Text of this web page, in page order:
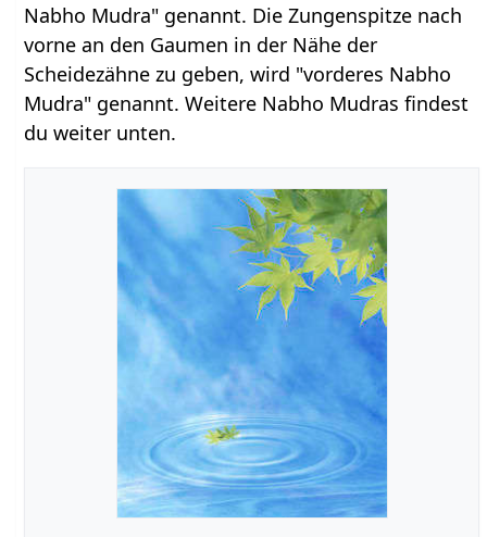
Nabho Mudra" genannt. Die Zungenspitze nach
vorne an den Gaumen in der Nähe der
Scheidezähne zu geben, wird "vorderes Nabho
Mudra" genannt. Weitere Nabho Mudras findest
du weiter unten.